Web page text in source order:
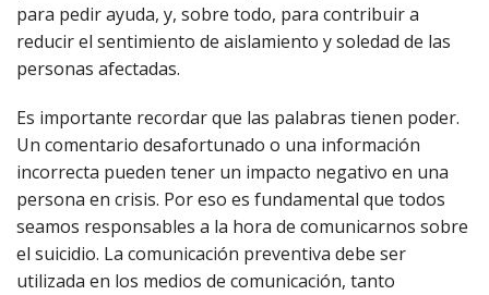
para pedir ayuda, y, sobre todo, para contribuir a
reducir el sentimiento de aislamiento y soledad de las
personas afectadas.
Es importante recordar que las palabras tienen poder.
Un comentario desafortunado o una información
incorrecta pueden tener un impacto negativo en una
persona en crisis. Por eso es fundamental que todos
seamos responsables a la hora de comunicarnos sobre
el suicidio. La comunicación preventiva debe ser
utilizada en los medios de comunicación, tanto